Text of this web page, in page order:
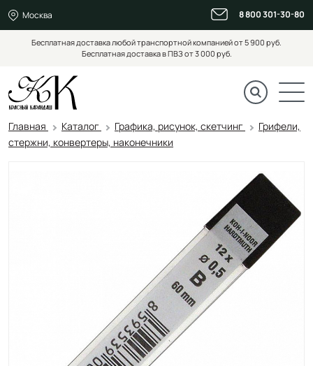
Москва 8 800 301-30-80
Бесплатная доставка любой транспортной компанией от 5 900 руб.
Бесплатная доставка в ПВЗ от 3 000 руб.
Главная Каталог Графика, рисунок, скетчинг
Грифели,
стержни, конвертеры, наконечники